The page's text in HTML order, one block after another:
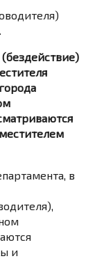
в
и